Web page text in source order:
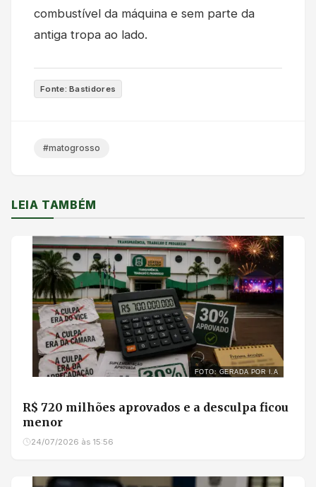
combustível da máquina e sem parte da
antiga tropa ao lado.
Fonte: Bastidores
#matogrosso
LEIA TAMBÉM
FOTO: GERADA POR I.A
R$ 720 milhões aprovados e a desculpa ficou
menor
24/07/2026 às 15:56